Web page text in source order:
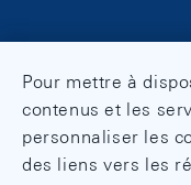
Pour mettre à
contenus et les
personnaliser les
des liens vers les